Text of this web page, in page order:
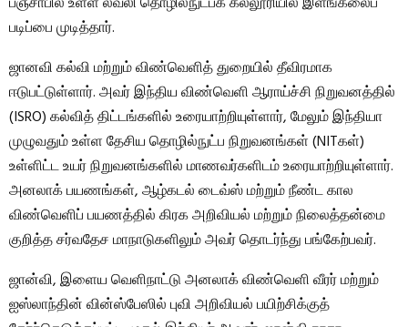
படிப்பை முடித்தார்.
ஜானவி கல்வி மற்றும் விண்வெளித் துறையில் தீவிரமாக
ஈடுபட்டுள்ளார். அவர் இந்திய விண்வெளி ஆராய்ச்சி நிறுவனத்தில்
(ISRO) கல்வித் திட்டங்களில் உரையாற்றியுள்ளார், மேலும் இந்தியா
முழுவதும் உள்ள தேசிய தொழில்நுட்ப நிறுவனங்கள் (NITகள்)
உள்ளிட்ட உயர் நிறுவனங்களில் மாணவர்களிடம் உரையாற்றியுள்ளார்.
அனலாக் பயணங்கள், ஆழ்கடல் டைவ்ஸ் மற்றும் நீண்ட கால
விண்வெளிப் பயணத்தில் கிரக அறிவியல் மற்றும் நிலைத்தன்மை
குறித்த சர்வதேச மாநாடுகளிலும் அவர் தொடர்ந்து பங்கேற்பவர்.
ஜான்வி, இளைய வெளிநாட்டு அனலாக் விண்வெளி வீரர் மற்றும்
ஐஸ்லாந்தின் வின்ஸ்பேஸில் புவி அறிவியல் பயிற்சிக்குத்